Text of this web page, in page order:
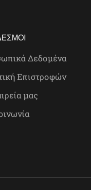
Δεδομένα
Επιστροφών
μας